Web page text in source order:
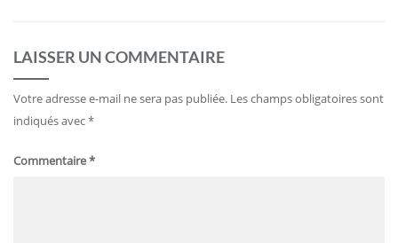
LAISSER UN COMMENTAIRE
Votre adresse e-mail ne sera pas publiée. Les champs obligatoires sont
indiqués avec*
Commentaire*